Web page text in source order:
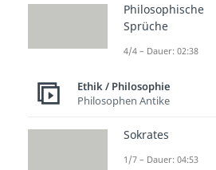
Mensch nicht
Empirismus:
durch sinnliche
messbare
werden kann.
Spekulationen
Philosophische
Sprüche
4/4 – Dauer: 02:38
Ethik / Philosophie
Philosophen Antike
Sokrates
1/7 – Dauer: 04:53